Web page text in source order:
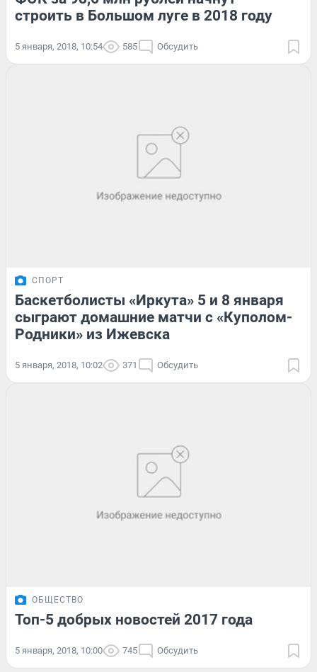
строить в Большом луге в 2018 году
5 января, 2018, 10:54 585 Обсудить
СПОРТ
Баскетболисты «Иркута» 5 и 8 января
сыграют домашние матчи с «Куполом-
Родники» из Ижевска
5 января, 2018, 10:02 371 Обсудить
ОБЩЕСТВО
Топ-5 добрых новостей 2017 года
5 января, 2018, 10:00 745 Обсудить